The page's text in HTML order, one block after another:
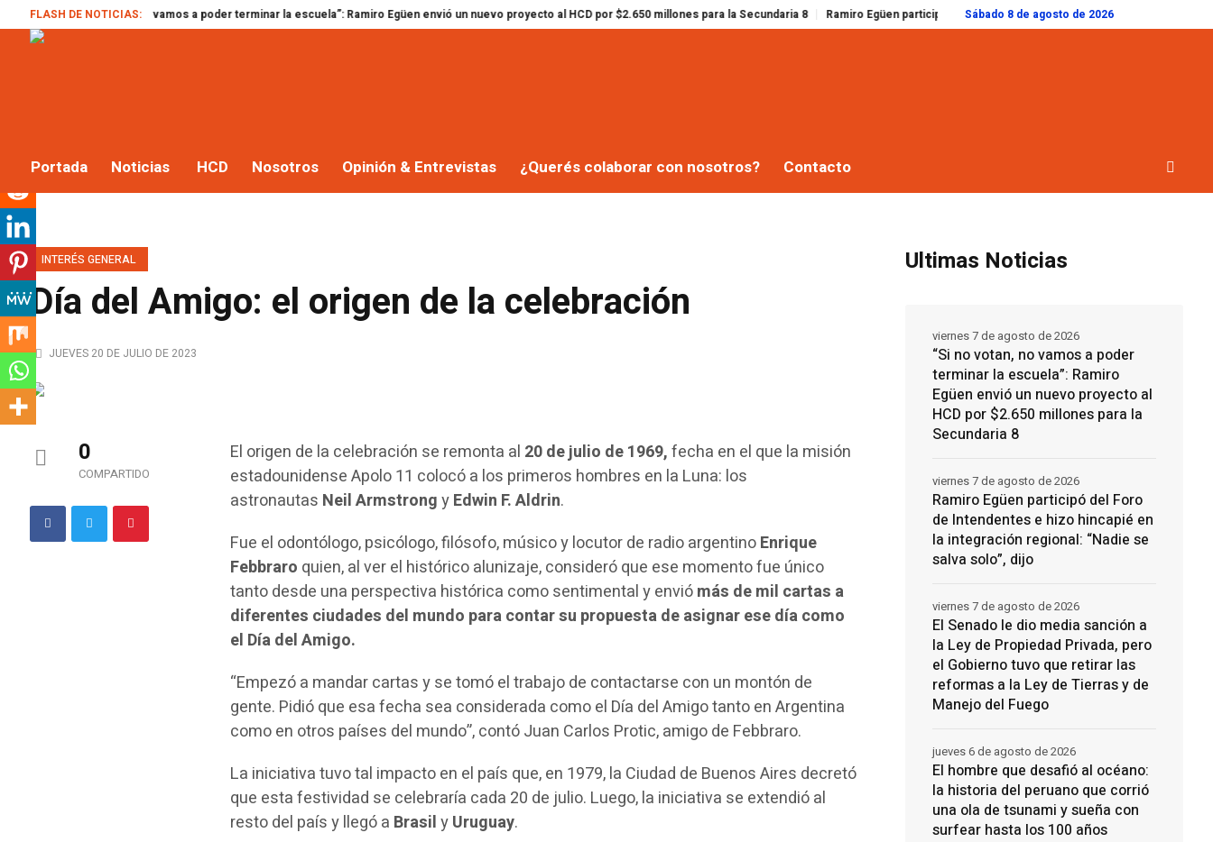
FLASH DE NOTICIAS:
no votan, no vamos a poder terminar la escuela”: Ramiro Egüen envió un nuevo proyecto al HCD por $2.650 millones para la Secundaria 8 Ramiro Egüen participó del Foro de Intendentes e hizo hincapié en la integración
Sábado 8 de agosto de 2026
Portada Noticias HCD Nosotros Opinión & Entrevistas ¿Querés colaborar con nosotros? Contacto
INTERÉS GENERAL
Día del Amigo: el origen de la celebración
JUEVES 20 DE JULIO DE 2023
0
COMPARTIDO
El origen de la celebración se remonta al 20 de julio de 1969,fecha en el que la misión
estadounidense Apolo 11 colocó a los primeros hombres en la Luna: los
astronautas Neil ArmstrongyEdwin F. Aldrin.
Fue el odontólogo, psicólogo, filósofo, músico y locutor de radio argentinoEnrique
Febbraro quien, al ver el histórico alunizaje, consideró que ese momento fue único
tanto desde una perspectiva histórica como sentimental y enviómás de mil cartas a
diferentes ciudades del mundo para contar su propuesta de asignar ese día como
el Día del Amigo.
“Empezó a mandar cartas y se tomó el trabajo de contactarse con un montón de
gente. Pidió que esa fecha sea considerada como el Día del Amigo tanto en Argentina
como en otros países del mundo”, contó Juan Carlos Protic, amigo de Febbraro.
La iniciativa tuvo tal impacto en el país que, en 1979, la Ciudad de Buenos Aires decretó
que esta festividad se celebraría cada 20 de julio. Luego, la iniciativa se extendió al
resto del país y llegó a BrasilyUruguay.
Ultimas Noticias
“Si no votan, no vamos a poder
terminar la escuela”: Ramiro
Egüen envió un nuevo proyecto al
HCD por $2.650 millones para la
Secundaria 8
viernes 7 de agosto de 2026
Ramiro Egüen participó del Foro
de Intendentes e hizo hincapié en
la integración regional: “Nadie se
salva solo”, dijo
viernes 7 de agosto de 2026
El Senado le dio media sanción a
la Ley de Propiedad Privada, pero
el Gobierno tuvo que retirar las
reformas a la Ley de Tierras y de
Manejo del Fuego
viernes 7 de agosto de 2026
El hombre que desafió al océano:
la historia del peruano que corrió
una ola de tsunami y sueña con
surfear hasta los 100 años
jueves 6 de agosto de 2026